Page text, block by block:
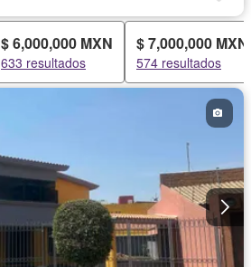
$ 6,000,000 MXN
633 resultados
$ 7,000,000 MXN
574 resultados